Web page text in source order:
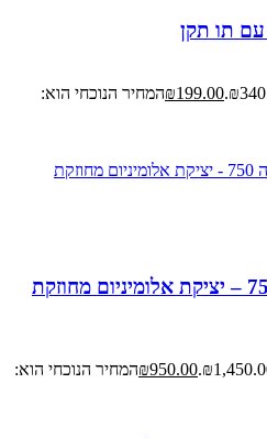
₪199.00
המחיר הנוכחי הוא:
₪950.00
המחיר הנוכחי הוא: